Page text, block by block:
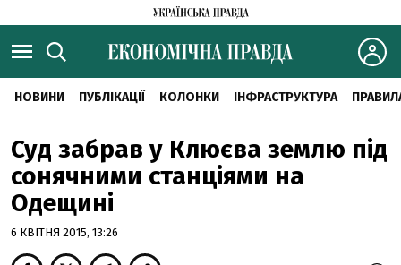
НОВИНИ ПУБЛІКАЦІЇ КОЛОНКИ ІНФРАСТРУКТУРА
Суд забрав у Клюєва землю під
сонячними станціями на
Одещині
6 КВІТНЯ 2015, 13:26